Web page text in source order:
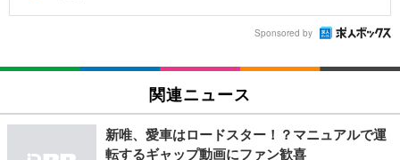
Sponsored by
関連ニュース
新唯、愛車はロードスター！？マニュアルで運
転するギャップ動画にファン歓喜